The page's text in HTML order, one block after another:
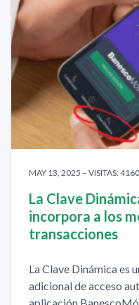
MAY 13, 2025 – VISITAS:
La Clave
incorpora a los
transacciones
La Clave Dinámica es
adicional de acceso
aplicación